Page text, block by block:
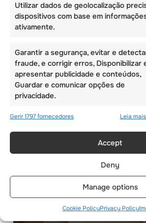
Utilizar dados de geolocalização
dispositivos com base em
ativamente.
Garantir a segurança, evitar e
fraude, e corrigir erros, Disponibilizar
apresentar publicidade e conteúdos,
Guardar e comunicar opções de
privacidade.
Gerir 1797 fornecedores Leia
Accept
Deny
Manage options
Cookie PolicyPrivacy Policy
DE FÉRIAS DA
EUROPA